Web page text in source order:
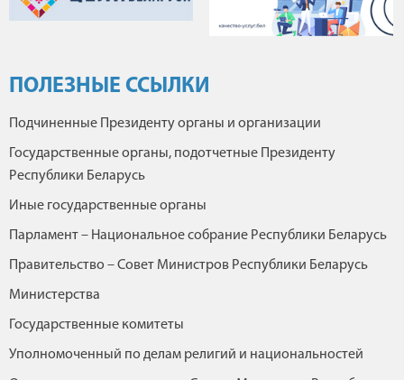
ПОЛЕЗНЫЕ ССЫЛКИ
Подчиненные Президенту органы и организации
Государственные органы, подотчетные Президенту
Республики Беларусь
Иные государственные органы
Парламент – Национальное собрание Республики Беларусь
Правительство – Совет Министров Республики Беларусь
Министерства
Государственные комитеты
Уполномоченный по делам религий и национальностей